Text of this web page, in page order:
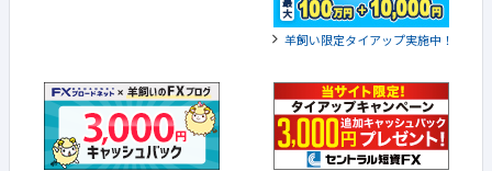
羊飼い限定タイアップ実施中！